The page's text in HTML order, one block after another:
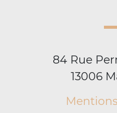
84 Rue
13006